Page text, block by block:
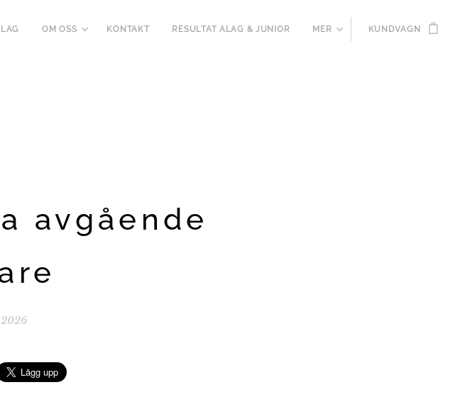
OM OSS KONTAKT RESULTAT ALAG & JUNIOR MER KUNDVAGN
avgående